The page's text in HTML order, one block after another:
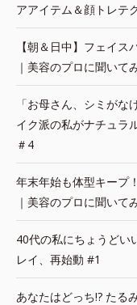
アアイテム＆顔トレテ
【朝＆日中】フェイス
｜美容のプロに聞いて
「お母さん、シミが
イク派の私がナチュラ
＃4
年末年始も体型キープ
｜美容のプロに聞いて
40代の私にちょうどい
レイ、再始動 #1
あなたはどっち!? たる